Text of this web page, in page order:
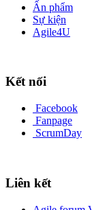
Ấn phẩm
Sự kiện
Agile4U
Kết nối
Facebook
Fanpage
ScrumDay
Liên kết